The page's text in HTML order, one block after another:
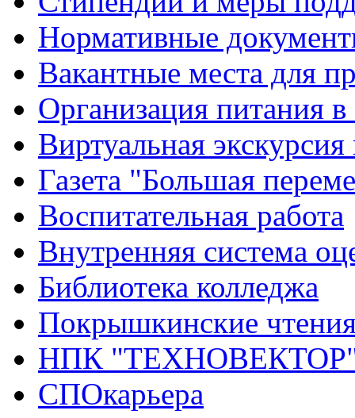
Нормативные
Вакантные места для
Организация питания в
Виртуальная
Газета "Большая
Воспитательная работа
Внутренняя система
Библиотека колледжа
Покрышкинские
НПК
СПОкарьера